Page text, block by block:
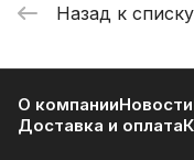
Назад к списку
О компанииНовости
Доставка и оплата